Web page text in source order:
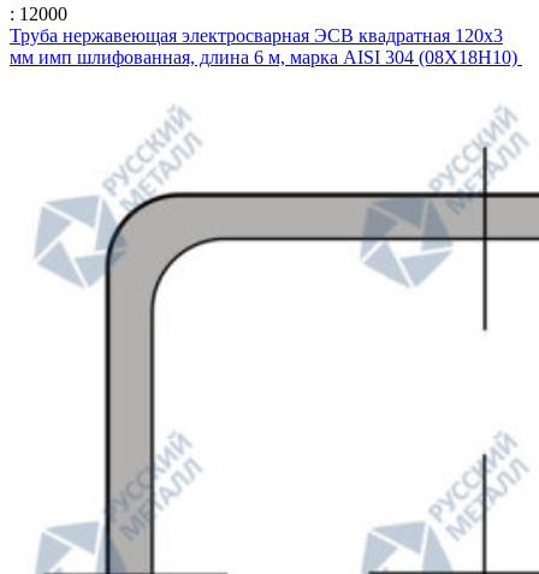
: 12000
Труба нержавеющая электросварная ЭСВ квадратная 120х3
мм имп шлифованная, длина 6 м, марка AISI 304 (08Х18Н10)